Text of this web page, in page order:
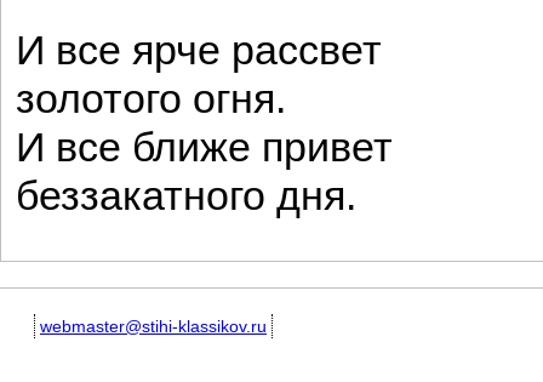
И все ярче рассвет
золотого огня.
И все ближе привет
беззакатного дня.
webmaster@stihi-klassikov.ru